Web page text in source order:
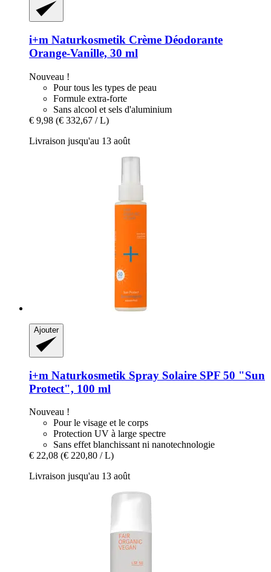
i+m Naturkosmetik Crème Déodorante
Orange-​Vanille, 30 ml
Nouveau !
Pour tous les types de peau
Formule extra-forte
Sans alcool et sels d'aluminium
€ 9,98 (€ 332,67 / L)
Livraison jusqu'au 13 août
Ajouter
i+m Naturkosmetik Spray Solaire SPF 50 "Sun
Protect", 100 ml
Nouveau !
Pour le visage et le corps
Protection UV à large spectre
Sans effet blanchissant ni nanotechnologie
€ 22,08 (€ 220,80 / L)
Livraison jusqu'au 13 août